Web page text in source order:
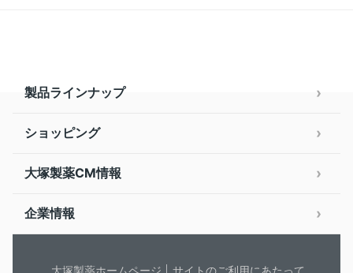
製品ラインナップ
ショッピング
大塚製薬CM情報
企業情報